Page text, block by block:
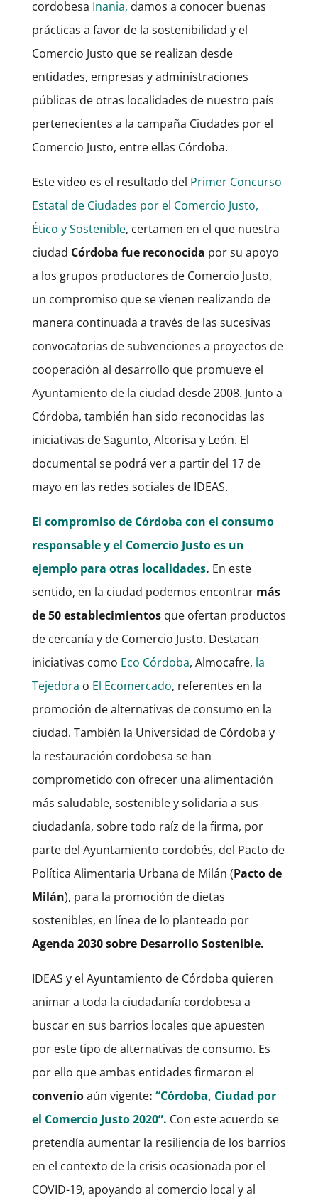
cordobesa Inania, damos a conocer buenas
prácticas a favor de la sostenibilidad y el
Comercio Justo que se realizan desde
entidades, empresas y administraciones
públicas de otras localidades de nuestro país
pertenecientes a la campaña Ciudades por el
Comercio Justo, entre ellas Córdoba.
Este video es el resultado del Primer Concurso
Estatal de Ciudades por el Comercio Justo,
Ético y Sostenible, certamen en el que nuestra
ciudad Córdoba fue reconocida por su apoyo
a los grupos productores de Comercio Justo,
un compromiso que se vienen realizando de
manera continuada a través de las sucesivas
convocatorias de subvenciones a proyectos de
cooperación al desarrollo que promueve el
Ayuntamiento de la ciudad desde 2008. Junto a
Córdoba, también han sido reconocidas las
iniciativas de Sagunto, Alcorisa y León. El
documental se podrá ver a partir del 17 de
mayo en las redes sociales de IDEAS.
El compromiso de Córdoba con el consumo
responsable y el Comercio Justo es un
ejemplo para otras localidades. En este
sentido, en la ciudad podemos encontrar más
de 50 establecimientosque ofertan productos
de cercanía y de Comercio Justo. Destacan
iniciativas como Eco Córdoba, Almocafre, la
Tejedora o El Ecomercado, referentes en la
promoción de alternativas de consumo en la
ciudad. También la Universidad de Córdoba y
la restauración cordobesa se han
comprometido con ofrecer una alimentación
más saludable, sostenible y solidaria a sus
ciudadanía, sobre todo raíz de la firma, por
parte del Ayuntamiento cordobés, del Pacto de
Política Alimentaria Urbana de Milán (Pacto de
Milán), para la promoción de dietas
sostenibles, en línea de lo planteado por
Agenda 2030 sobre Desarrollo Sostenible.
IDEAS y el Ayuntamiento de Córdoba quieren
animar a toda la ciudadanía cordobesa a
buscar en sus barrios locales que apuesten
por este tipo de alternativas de consumo. Es
por ello que ambas entidades firmaron el
convenioaún vigente: “Córdoba, Ciudad por
el Comercio Justo 2020”. Con este acuerdo se
pretendía aumentar la resiliencia de los barrios
en el contexto de la crisis ocasionada por el
COVID-19, apoyando al comercio local y al